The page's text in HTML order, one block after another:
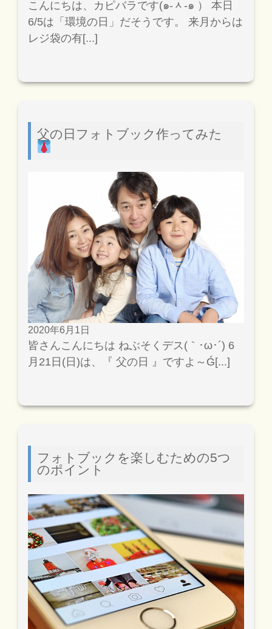
こんにちは、カピバラです(๑-ᆺ-๑ ） 本日
6/5は「環境の日」だそうです。 来月からは
レジ袋の有[...]
父の日フォトブック作ってみた
2020年6月1日
皆さんこんにちは ねぶそくデス(｀･ω･´) 6
月21日(日)は、『 父の日 』ですよ～Ǵ[...]
フォトブックを楽しむための5つ
のポイント